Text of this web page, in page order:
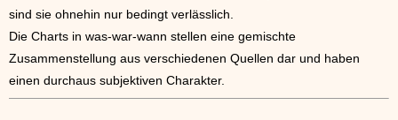
sind sie ohnehin nur bedingt verlässlich.
Die Charts in was-war-wann stellen eine gemischte
Zusammenstellung aus verschiedenen Quellen dar und haben
einen durchaus subjektiven Charakter.